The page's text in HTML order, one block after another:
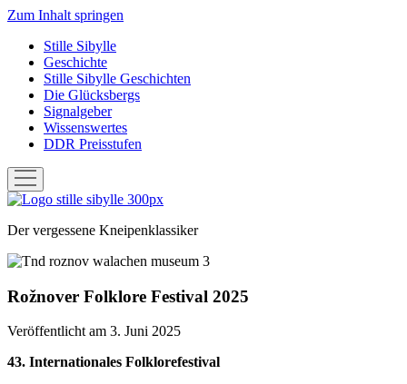
Zum Inhalt springen
Stille Sibylle
Geschichte
Stille Sibylle Geschichten
Die Glücksbergs
Signalgeber
Wissenswertes
DDR Preisstufen
Menü
öffnen
Stille
Der vergessene Kneipenklassiker
Rožnover Folklore Festival 2025
Veröffentlicht am 3. Juni 2025
43. Internationales Folklorefestival